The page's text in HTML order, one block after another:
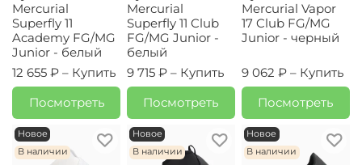
Mercurial
Superfly 11
Academy FG/MG
Junior - белый
12 655 ₽ – Купить
Посмотреть
Mercurial
Superfly 11 Club
FG/MG Junior -
белый
9 715 ₽ – Купить
Посмотреть
Mercurial Vapor
17 Club FG/MG
Junior - черный
9 062 ₽ – Купить
Посмотреть
Новое
В наличии
Новое
В наличии
Новое
В наличии